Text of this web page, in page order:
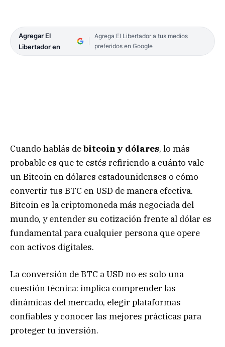
Agregar El
Libertador en
Agrega El Libertador a tus medios
preferidos en Google
Cuando hablás debitcoin y dólares, lo más
probable es que te estés refiriendo a cuánto vale
un Bitcoin en dólares estadounidenses o cómo
convertir tus BTC en USD de manera efectiva.
Bitcoin es la criptomoneda más negociada del
mundo, y entender su cotización frente al dólar es
fundamental para cualquier persona que opere
con activos digitales.
La conversión de BTC a USD no es solo una
cuestión técnica: implica comprender las
dinámicas del mercado, elegir plataformas
confiables y conocer las mejores prácticas para
proteger tu inversión.